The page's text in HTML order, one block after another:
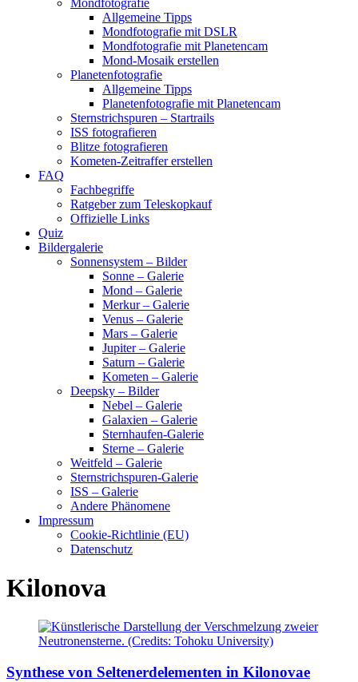
Allgemeine Tipps
Mondfotografie mit DSLR
Mondfotografie mit Planetencam
Mond-Mosaik erstellen
Planetenfotografie
Allgemeine Tipps
Planetenfotografie mit Planetencam
Sternstrichspuren – Startrails
ISS fotografieren
Blitze fotografieren
Kometen-Zeitraffer erstellen
FAQ
Fachbegriffe
Ratgeber zum Teleskopkauf
Offizielle Links
Quiz
Bildergalerie
Sonnensystem – Bilder
Sonne – Galerie
Mond – Galerie
Merkur – Galerie
Venus – Galerie
Mars – Galerie
Jupiter – Galerie
Saturn – Galerie
Kometen – Galerie
Deepsky – Bilder
Nebel – Galerie
Galaxien – Galerie
Sternhaufen-Galerie
Sterne – Galerie
Weitfeld – Galerie
Sternstrichspuren-Galerie
ISS – Galerie
Andere Phänomene
Impressum
Cookie-Richtlinie (EU)
Datenschutz
Kilonova
Synthese von Seltenerdelementen in Kilonovae